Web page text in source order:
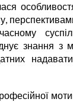
знання з